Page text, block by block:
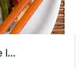
i...